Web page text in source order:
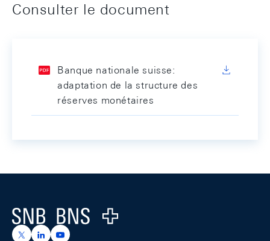
Consulter le document
Banque nationale suisse:
adaptation de la structure des
réserves monétaires
Logo
https://x.com/snb_bns
https://ch.linkedin.com/company/swiss-national-
https://www.youtube.com/@swissnationalbank